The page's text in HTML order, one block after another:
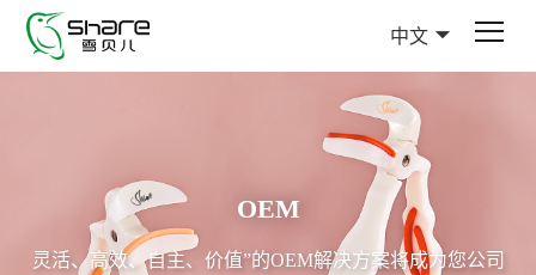
中文
OEM
灵活、高效、自主、价值”的OEM解决方案将成为您公司